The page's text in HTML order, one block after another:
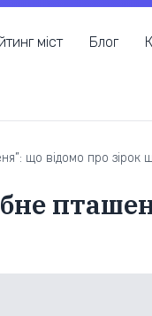
міст Блог
що відомо про зірок